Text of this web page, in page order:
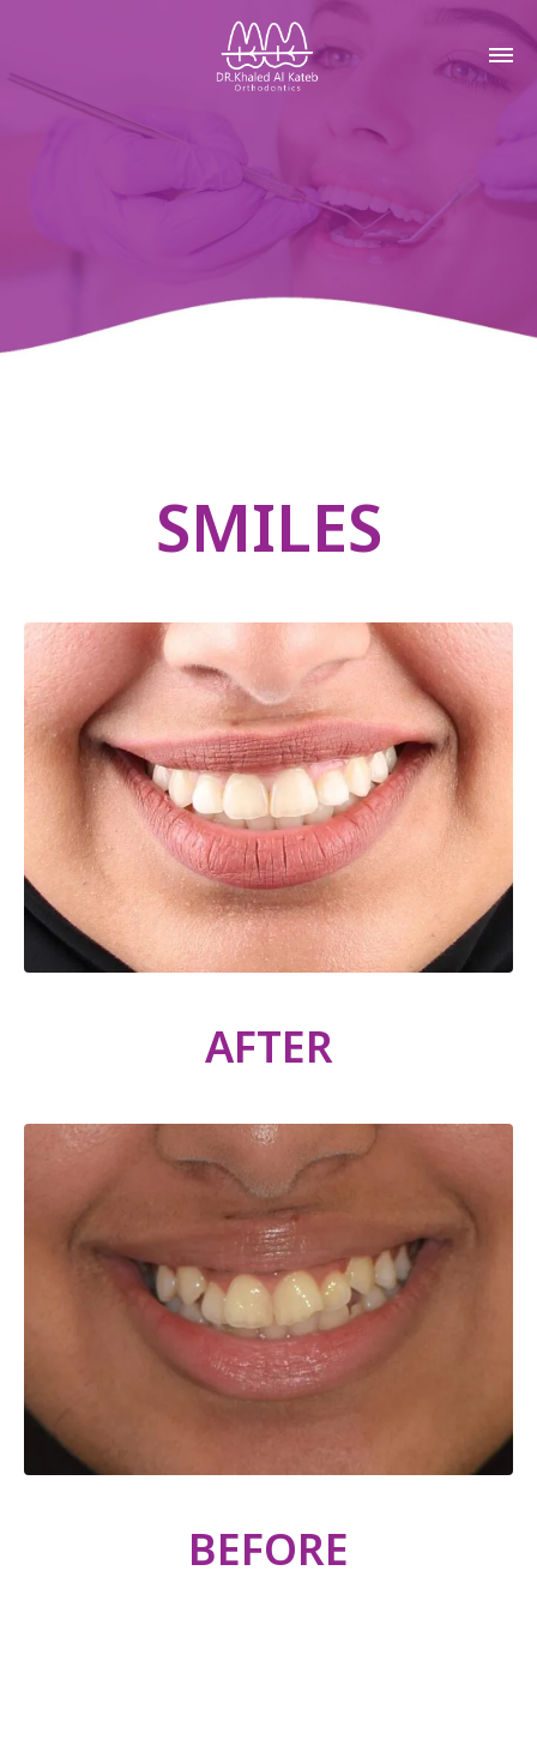
SMILES
AFTER
BEFORE